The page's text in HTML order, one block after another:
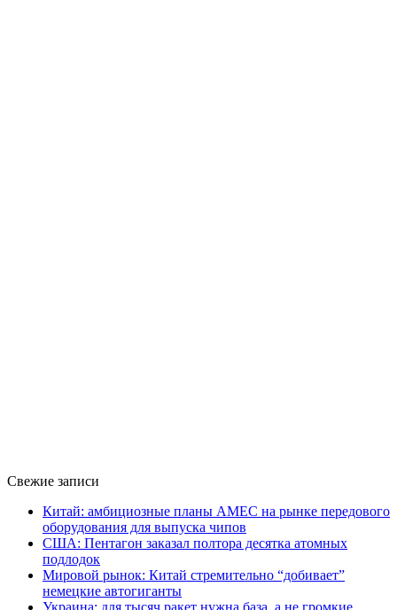
Свежие записи
Китай: амбициозные планы AMEC на рынке передового
оборудования для выпуска чипов
США: Пентагон заказал полтора десятка атомных
подлодок
Мировой рынок: Китай стремительно “добивает”
немецкие автогиганты
Украина: для тысяч ракет нужна база, а не громкие